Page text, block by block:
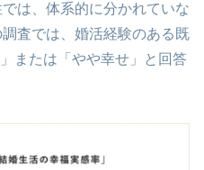
は、体系的に分かれていな
査では、婚活経験のある既
または「やや幸せ」と回答